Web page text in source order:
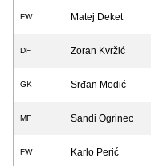
FW Matej Deket
DF Zoran Kvržić
GK Srđan Modić
MF Sandi Ogrinec
FW Karlo Perić